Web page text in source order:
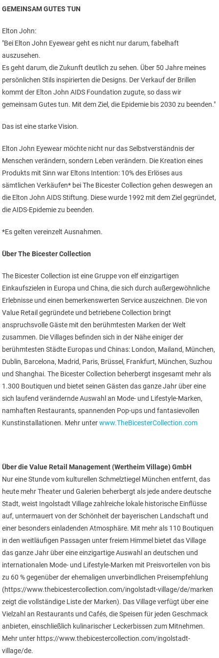
GEMEINSAM GUTES TUN
Elton John:
"Bei Elton John Eyewear geht es nicht nur darum, fabelhaft
auszusehen.
Es geht darum, die Zukunft deutlich zu sehen. Über 50 Jahre meines
persönlichen Stils inspirierten die Designs. Der Verkauf der Brillen
kommt der Elton John AIDS Foundation zugute, so dass wir
gemeinsam Gutes tun. Mit dem Ziel, die Epidemie bis 2030 zu beenden."
Das ist eine starke Vision.
Elton John Eyewear möchte nicht nur das Selbstverständnis der
Menschen verändern, sondern Leben verändern. Die Kreation eines
Produkts mit Sinn war Eltons Intention: 10% des Erlöses aus
sämtlichen Verkäufen* bei The Bicester Collection gehen deswegen an
die Elton John AIDS Stiftung. Diese wurde 1992 mit dem Ziel gegründet,
die AIDS-Epidemie zu beenden.
*Es gelten vereinzelt Ausnahmen.
Über The Bicester Collection
The Bicester Collection ist eine Gruppe von elf einzigartigen
Einkaufszielen in Europa und China, die sich durch außergewöhnliche
Erlebnisse und einen bemerkenswerten Service auszeichnen. Die von
Value Retail gegründete und betriebene Collection bringt
anspruchsvolle Gäste mit den berühmtesten Marken der Welt
zusammen. Die Villages befinden sich in der Nähe einiger der
berühmtesten Städte Europas und Chinas: London, Mailand, München,
Dublin, Barcelona, Madrid, Paris, Brüssel, Frankfurt, München, Suzhou
und Shanghai. The Bicester Collection beherbergt insgesamt mehr als
1.300 Boutiquen und bietet seinen Gästen das ganze Jahr über eine
sich laufend verändernde Auswahl an Mode- und Lifestyle-Marken,
namhaften Restaurants, spannenden Pop-ups und fantasievollen
Kunstinstallationen. Mehr unterwww.TheBicesterCollection.com
Über die Value Retail Management (Wertheim Village) GmbH
Nur eine Stunde vom kulturellen Schmelztiegel München entfernt, das
heute mehr Theater und Galerien beherbergt als jede andere deutsche
Stadt, weist Ingolstadt Village zahlreiche lokale historische Einflüsse
auf, untermauert von der Schönheit der bayerischen Landschaft und
einer besonders einladenden Atmosphäre. Mit mehr als 110 Boutiquen
in den weitläufigen Passagen unter freiem Himmel bietet das Village
das ganze Jahr über eine einzigartige Auswahl an deutschen und
internationalen Mode- und Lifestyle-Marken mit Preisvorteilen von bis
zu 60 % gegenüber der ehemaligen unverbindlichen Preisempfehlung
(https://www.thebicestercollection.com/ingolstadt-village/de/marken
zeigt die vollständige Liste der Marken). Das Village verfügt über eine
Vielzahl an Restaurants und Cafés, die Speisen für jeden Geschmack
anbieten, einschließlich kulinarischer Leckerbissen zum Mitnehmen.
Mehr unter https://www.thebicestercollection.com/ingolstadt-
village/de.